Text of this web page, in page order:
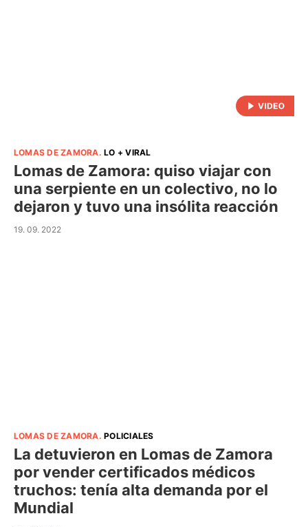
LOMAS DE ZAMORA.LO + VIRAL
Lomas de Zamora: quiso viajar con
una serpiente en un colectivo, no lo
dejaron y tuvo una insólita reacción
19. 09. 2022
LOMAS DE ZAMORA.POLICIALES
La detuvieron en Lomas de Zamora
por vender certificados médicos
truchos: tenía alta demanda por el
Mundial